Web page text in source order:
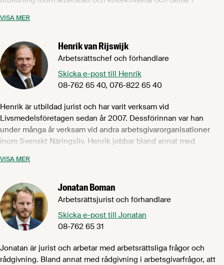
jurist med speciell inriktning på arbetsrätt. Linnéa har tidigare
arbetsrättsfrågor.
Linnéa ansvarar för tilläggsavtalen till Livsmedelsavtalet
avseende chokladindustrin.
VISA MER
Henrik van Rijswijk
Arbetsrättschef och förhandlare
Skicka e-post till Henrik
08-762 65 40, 076-822 65 40
Henrik är utbildad jurist och har varit verksam vid
Livsmedelsföretagen sedan år 2007. Dessförinnan var han
under många år verksam vid andra arbetsgivarorganisationer
inom Svenskt Näringsliv. Henrik jobbar bland annat med
arbetsrättsliga förhandlingar och håller utbildningar inom
medelstora företag. Henrik är också ansvarig för våra
arbetsgivarnätverk ”Göteborgsnätverket”, ”Skånenätverket”
samt ”Norrlandsnätverket”.
VISA MER
Jonatan Boman
Arbetsrättsjurist och förhandlare
Skicka e-post till Jonatan
08-762 65 31
Jonatan är jurist och arbetar med arbetsrättsliga frågor och
rådgivning. Bland annat med rådgivning i arbetsgivarfrågor, att